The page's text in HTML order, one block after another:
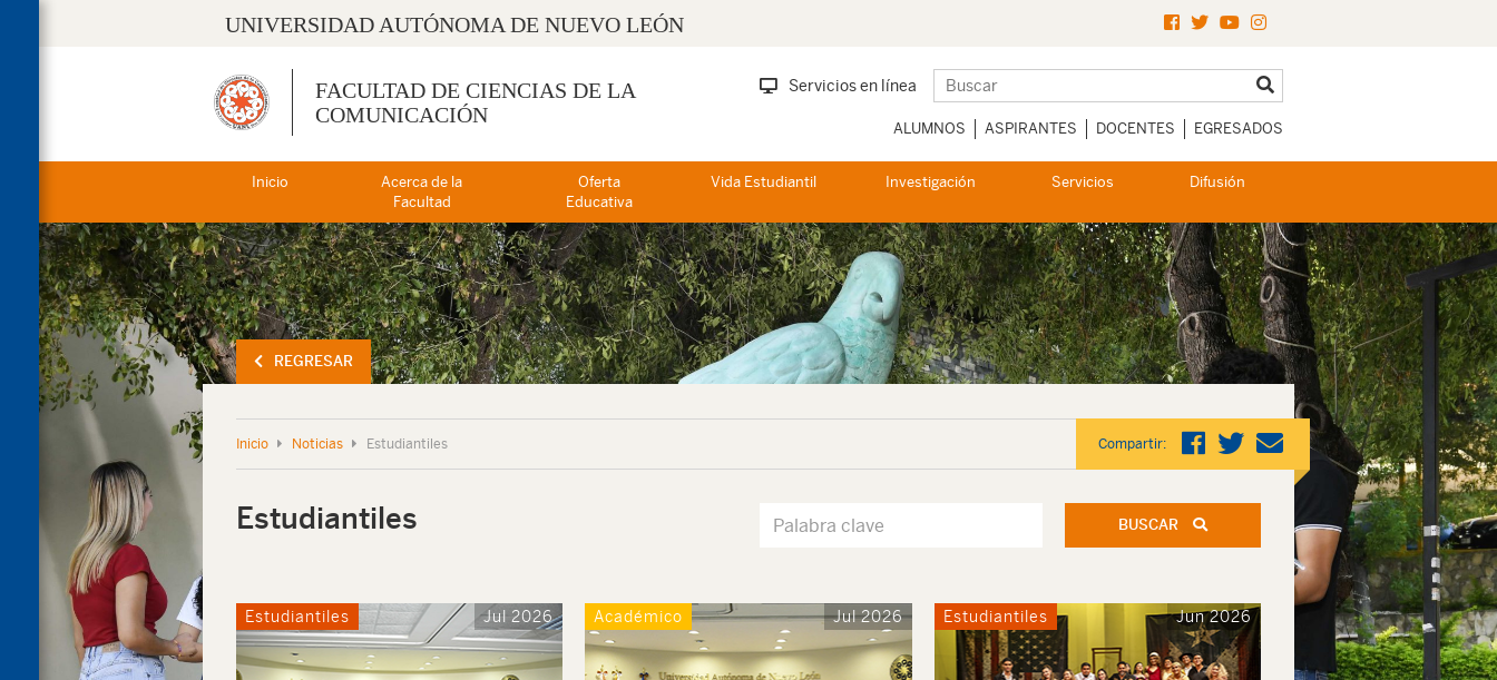
UNIVERSIDAD AUTÓNOMA DE NUEVO LEÓN
FACULTAD DE CIENCIAS DE LA
COMUNICACIÓN
Servicios en línea
ALUMNOS ASPIRANTES DOCENTES EGRESADOS
Inicio
Acerca de la
Facultad
Oferta
Educativa
Vida Estudiantil Investigación Servicios Difusión
REGRESAR
Inicio Noticias Estudiantiles Compartir:
Estudiantiles BUSCAR
Estudiantiles Jul 2026 Académico Jul 2026 Estudiantiles Jun 2026